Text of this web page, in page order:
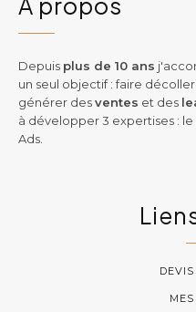
Depuis plus de 10 ans
un seul objectif : faire
générer desventes et des
à développer 3 expertises :
Ads.